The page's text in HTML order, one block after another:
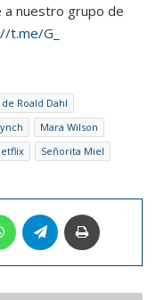
a nuestro grupo de
t.me/G_
de Roald Dahl
Mara Wilson
Señorita Miel
WhatsAppTelegram